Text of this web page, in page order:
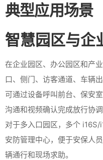
典型应用场景
智慧园区与企
在企业园区、办公园区和产
口、侧门、访客通道、车辆
可通过设备呼叫前台、保安
沟通和视频确认完成放行协调
对于多入口园区，多个
安防管理中心，便于安保人
辆通行和现场求助。